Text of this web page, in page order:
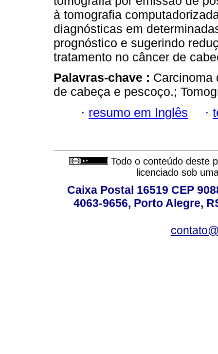
à tomografia
diagnósticas em
prognóstico e sugerindo
tratamento no câncer de
Palavras-chave : Carcinoma
de cabeça e pescoço.;
· resumo em Inglês ·
Todo o conteúdo deste
licenciado sob
Caixa Postal 16519 CEP
4063-9656, Porto Alegre,